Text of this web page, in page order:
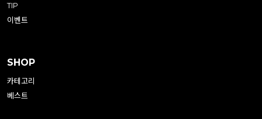
TIP
이벤트
SHOP
카테고리
베스트